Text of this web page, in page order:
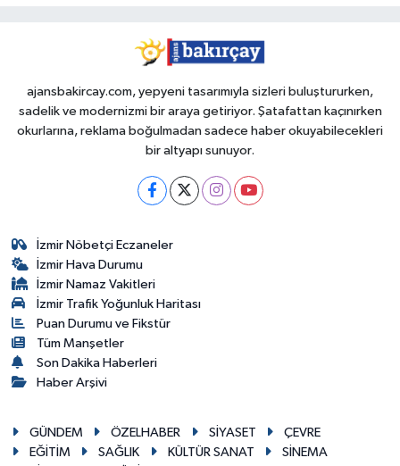
ajansbakircay.com, yepyeni tasarımıyla sizleri buluştururken,
sadelik ve modernizmi bir araya getiriyor. Şatafattan kaçınırken
okurlarına, reklama boğulmadan sadece haber okuyabilecekleri
bir altyapı sunuyor.
İzmir Nöbetçi Eczaneler
İzmir Hava Durumu
İzmir Namaz Vakitleri
İzmir Trafik Yoğunluk Haritası
Puan Durumu ve Fikstür
Tüm Manşetler
Son Dakika Haberleri
Haber Arşivi
GÜNDEM ÖZELHABER SİYASET
ÇEVRE
EĞİTİM
SAĞLIK KÜLTÜR SANAT
SİNEMA